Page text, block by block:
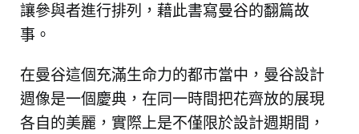
讓參與者進行排列，藉此書寫曼谷的翻篇故
事。
在曼谷這個充滿生命力的都市當中，曼谷設計
週像是一個慶典，在同一時間把花齊放的展現
各自的美麗，實際上是不僅限於設計週期間，